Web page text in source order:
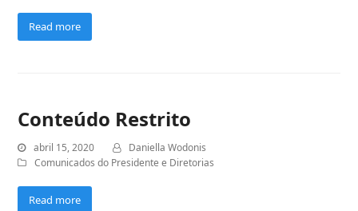
Read more
Conteúdo Restrito
abril 15, 2020
Daniella Wodonis
Comunicados do Presidente e Diretorias
Read more